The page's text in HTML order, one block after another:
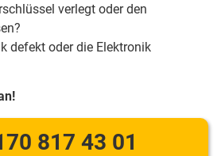
verlegt oder den
defekt oder die Elektronik
817 43 01